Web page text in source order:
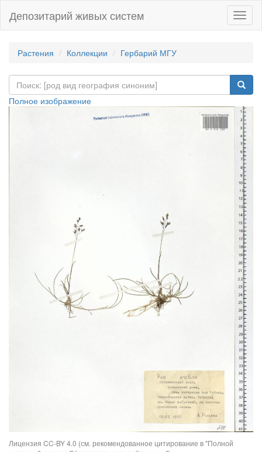
Депозитарий живых систем
Растения Коллекции Гербарий МГУ
Полное изображение
Лицензия CC-BY 4.0 (см. рекомендованное цитирование в "Полной